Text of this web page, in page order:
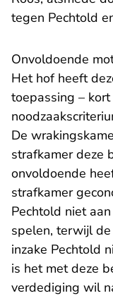
tegen Pechtold
Onvoldoende
Het hof heeft
toepassing –
De
strafkamer deze
onvoldoende
strafkamer
Pechtold niet
spelen, terwijl
inzake Pechtold
is het met deze
verdediging wil